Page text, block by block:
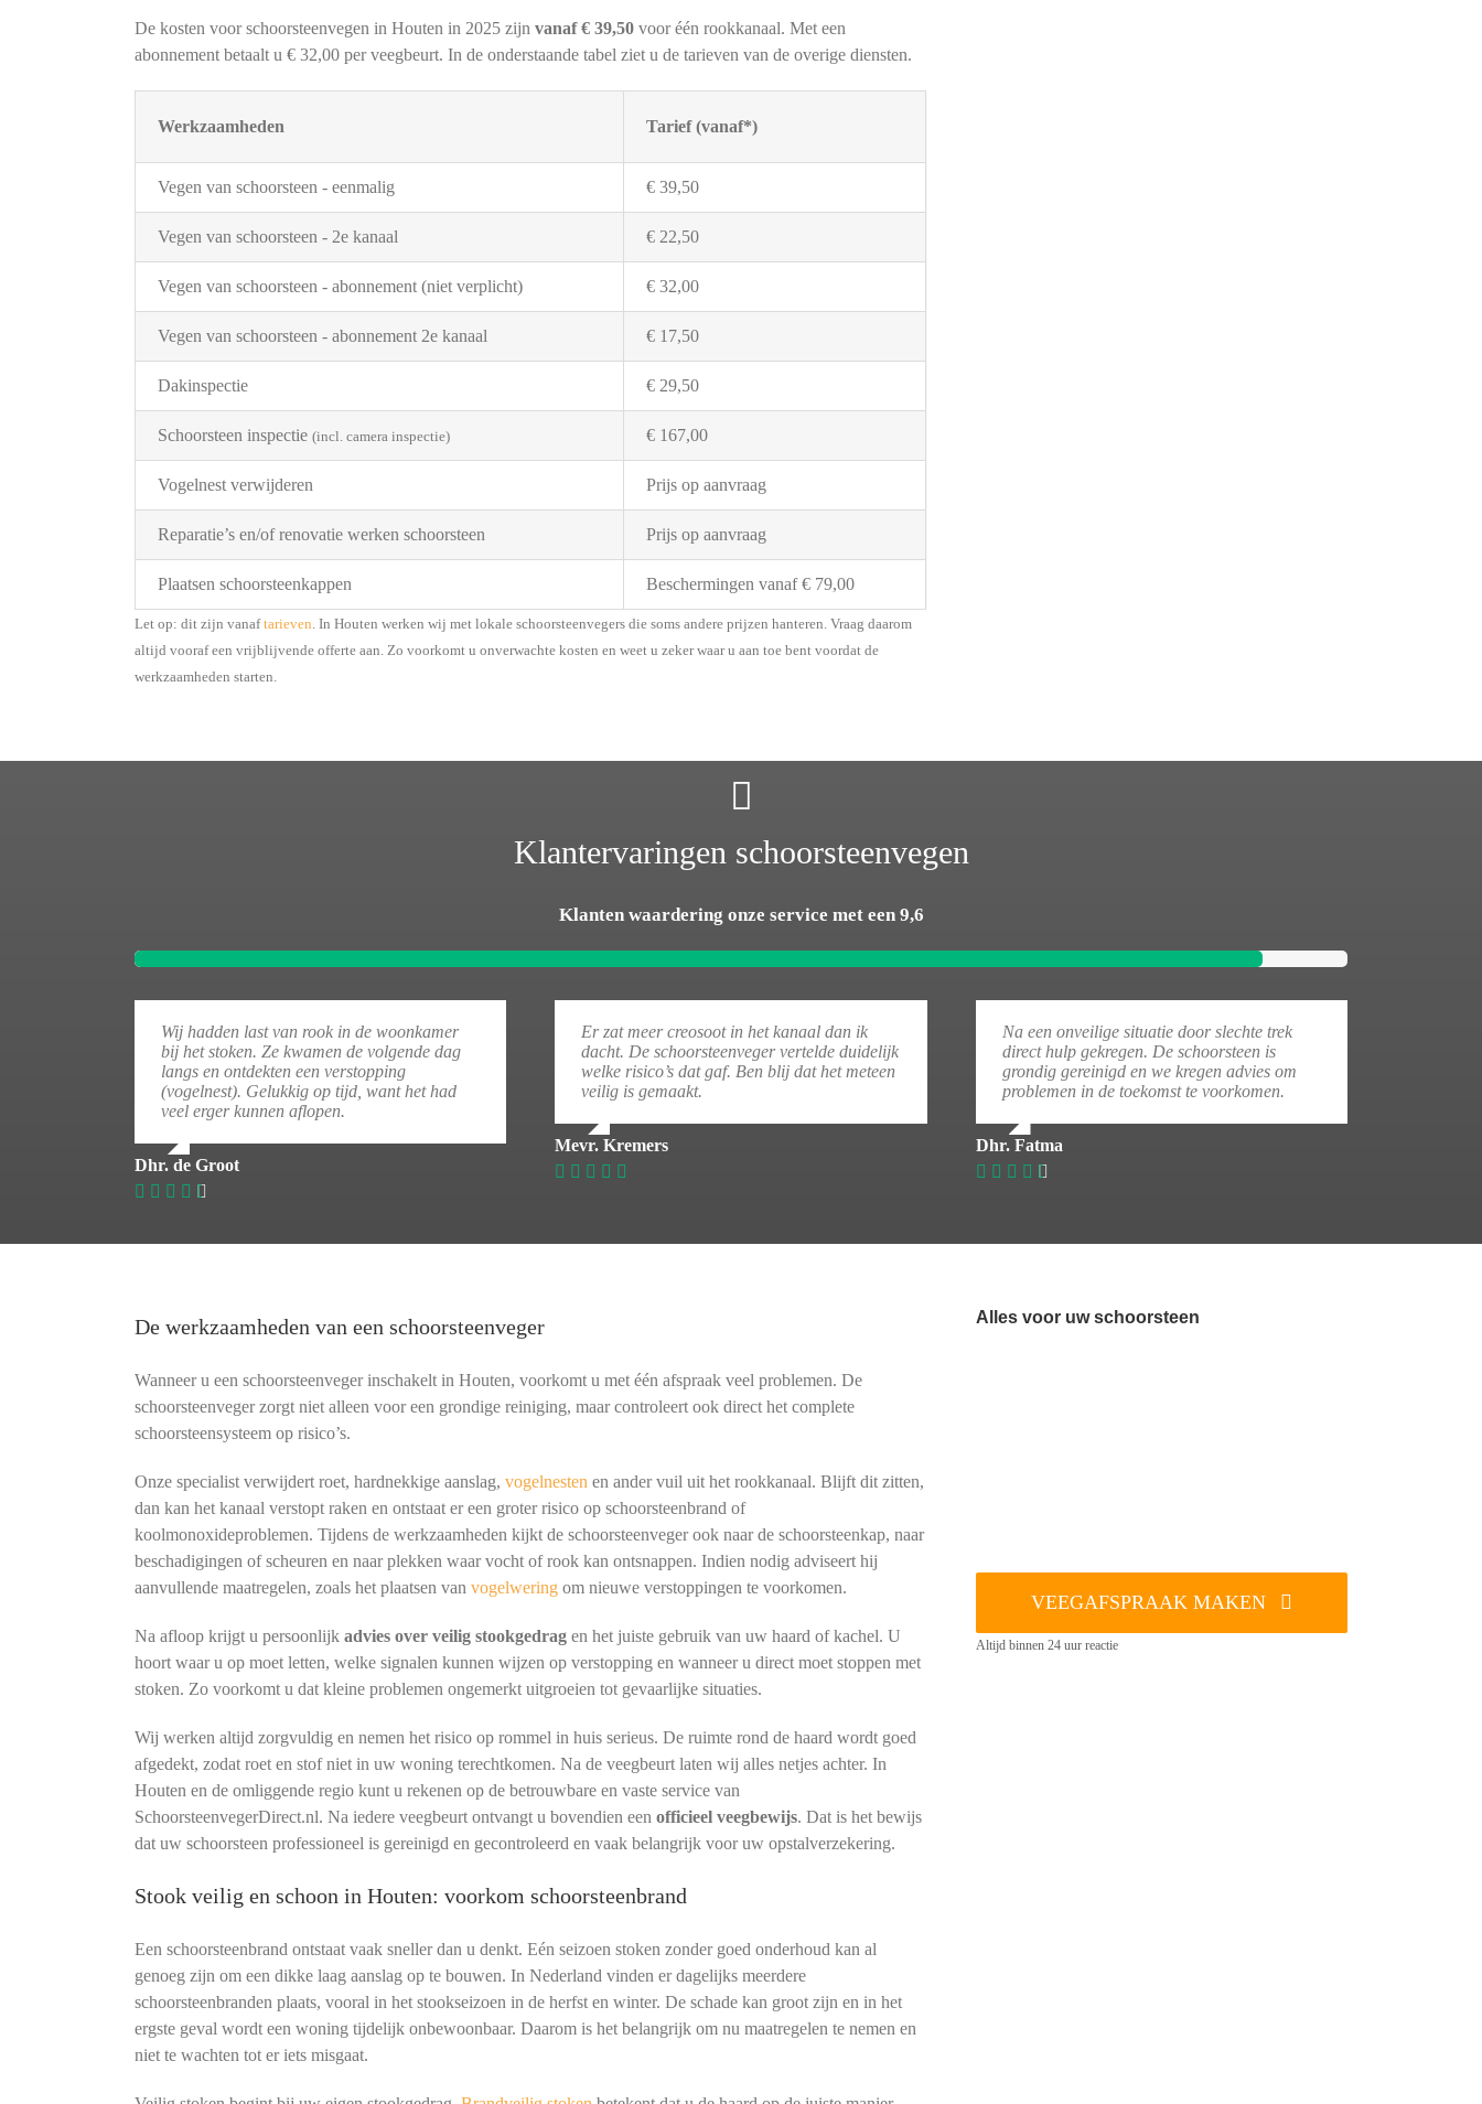
De kosten voor schoorsteenvegen in Houten in 2025 zijn vanaf € 39,50voor één rookkanaal. Met een
abonnement betaalt u € 32,00 per veegbeurt. In de onderstaande tabel ziet u de tarieven van de overige diensten.
Werkzaamheden Tarief (vanaf*)
Vegen van schoorsteen - eenmalig € 39,50
Vegen van schoorsteen - 2e kanaal € 22,50
Vegen van schoorsteen - abonnement (niet verplicht) € 32,00
Vegen van schoorsteen - abonnement 2e kanaal € 17,50
Dakinspectie € 29,50
Schoorsteen inspectie (incl. camera inspectie) € 167,00
Vogelnest verwijderen Prijs op aanvraag
Reparatie’s en/of renovatie werken schoorsteen Prijs op aanvraag
Plaatsen schoorsteenkappen Beschermingen vanaf € 79,00
Let op: dit zijn vanaftarieven . In Houten werken wij met lokale schoorsteenvegers die soms andere prijzen hanteren. Vraag daarom
altijd vooraf een vrijblijvende offerte aan. Zo voorkomt u onverwachte kosten en weet u zeker waar u aan toe bent voordat de
werkzaamheden starten.
Klantervaringen schoorsteenvegen
Klanten waardering onze service met een 9,6
Wij hadden last van rook in de woonkamer
bij het stoken. Ze kwamen de volgende dag
langs en ontdekten een verstopping
(vogelnest). Gelukkig op tijd, want het had
veel erger kunnen aflopen.
Dhr. de Groot
Er zat meer creosoot in het kanaal dan ik
dacht. De schoorsteenveger vertelde duidelijk
welke risico’s dat gaf. Ben blij dat het meteen
veilig is gemaakt.
Mevr. Kremers
Na een onveilige situatie door slechte trek
direct hulp gekregen. De schoorsteen is
grondig gereinigd en we kregen advies om
problemen in de toekomst te voorkomen.
Dhr. Fatma
De werkzaamheden van een schoorsteenveger
Wanneer u een schoorsteenveger inschakelt in Houten, voorkomt u met één afspraak veel problemen. De
schoorsteenveger zorgt niet alleen voor een grondige reiniging, maar controleert ook direct het complete
schoorsteensysteem op risico’s.
Onze specialist verwijdert roet, hardnekkige aanslag, vogelnesten en ander vuil uit het rookkanaal. Blijft dit zitten,
dan kan het kanaal verstopt raken en ontstaat er een groter risico op schoorsteenbrand of
koolmonoxideproblemen. Tijdens de werkzaamheden kijkt de schoorsteenveger ook naar de schoorsteenkap, naar
beschadigingen of scheuren en naar plekken waar vocht of rook kan ontsnappen. Indien nodig adviseert hij
aanvullende maatregelen, zoals het plaatsen van vogelweringom nieuwe verstoppingen te voorkomen.
Na afloop krijgt u persoonlijk advies over veilig stookgedragen het juiste gebruik van uw haard of kachel. U
hoort waar u op moet letten, welke signalen kunnen wijzen op verstopping en wanneer u direct moet stoppen met
stoken. Zo voorkomt u dat kleine problemen ongemerkt uitgroeien tot gevaarlijke situaties.
Wij werken altijd zorgvuldig en nemen het risico op rommel in huis serieus. De ruimte rond de haard wordt goed
afgedekt, zodat roet en stof niet in uw woning terechtkomen. Na de veegbeurt laten wij alles netjes achter. In
Houten en de omliggende regio kunt u rekenen op de betrouwbare en vaste service van
SchoorsteenvegerDirect.nl. Na iedere veegbeurt ontvangt u bovendien een officieel veegbewijs. Dat is het bewijs
dat uw schoorsteen professioneel is gereinigd en gecontroleerd en vaak belangrijk voor uw opstalverzekering.
Stook veilig en schoon in Houten: voorkom schoorsteenbrand
Een schoorsteenbrand ontstaat vaak sneller dan u denkt. Eén seizoen stoken zonder goed onderhoud kan al
genoeg zijn om een dikke laag aanslag op te bouwen. In Nederland vinden er dagelijks meerdere
schoorsteenbranden plaats, vooral in het stookseizoen in de herfst en winter. De schade kan groot zijn en in het
ergste geval wordt een woning tijdelijk onbewoonbaar. Daarom is het belangrijk om nu maatregelen te nemen en
niet te wachten tot er iets misgaat.
Alles voor uw schoorsteen
VEEGAFSPRAAK MAKEN
Altijd binnen 24 uur reactie